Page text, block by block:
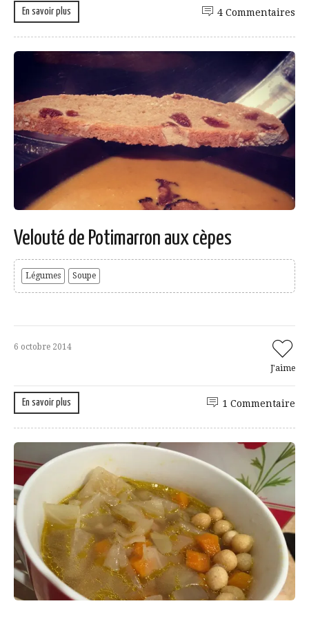
En savoir plus 4 Commentaires
Velouté de Potimarron aux cèpes
Légumes Soupe
6 octobre 2014
J'aime
En savoir plus 1 Commentaire